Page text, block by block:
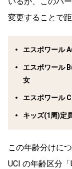
変更することで
エスポワール
エスポワール
女
エスポワール
キッズ(1周)定
この年齢分けに
UCI の年齢区分